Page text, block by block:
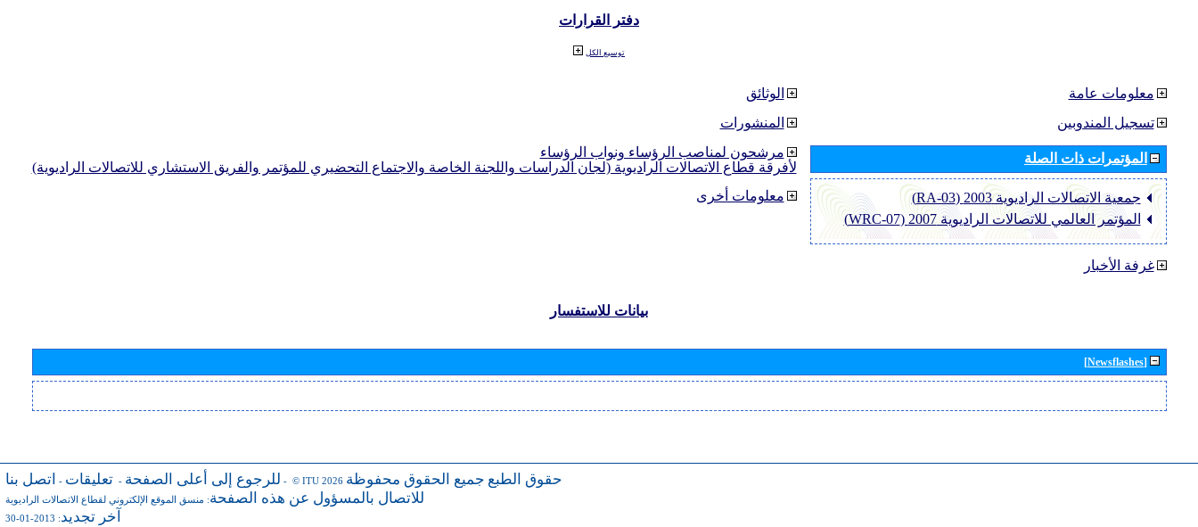
دفتر القرارات
توسيع الكل
الوثائق
المنشورات
مرشحون لمناصب الرؤساء ونواب الرؤساء
لأفرقة قطاع الاتصالات الراديوية (لجان الدراسات واللجنة الخاصة والاجتماع التحضيري للمؤتمر والفريق الاستشاري للاتصالات الراديوية)
معلومات أخرى
معلومات عامة
تسجيل المندوبين
المؤتمرات ذات الصلة
جمعية الاتصالات الراديوية 2003 (RA-03)
المؤتمر العالمي للاتصالات الراديوية 2007 (WRC-07)
غرفة الأخبار
بيانات للاستفسار
[Newsflashes]
للرجوع إلى أعلى الصفحة - تعليقات - اتصل بنا - © ITU 2026 حقوق الطبع جميع الحقوق محفوظة
للاتصال بالمسؤول عن هذه الصفحة: منسق الموقع الإلكتروني لقطاع الاتصالات الراديوية
آخر تجديد: 2013-01-30